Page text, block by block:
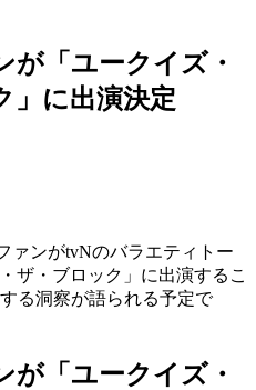
が「ユークイズ・
」に出演決定
ァンがtvNのバラエティトー
ザ・ブロック」に出演するこ
る洞察が語られる予定で
が「ユークイズ・